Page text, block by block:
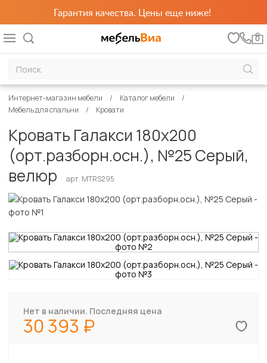
Гарантия качества. Цены еще ниже!
0
Интернет-магазин мебели
Каталог мебели
Мебель для спальни
Кровати
Кровать Галакси 180х200
(орт.разборн.осн.), №25 Серый,
велюр
арт. MTRS295
Нет в наличии. Последняя цена
30 393